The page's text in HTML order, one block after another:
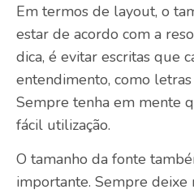
Em termos de layout, o
estar de acordo com a
dica, é evitar escritas que
entendimento, como
Sempre tenha em mente
fácil utilização.
O tamanho da fonte
importante. Sempre deixe